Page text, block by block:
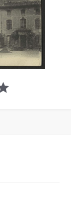
Next